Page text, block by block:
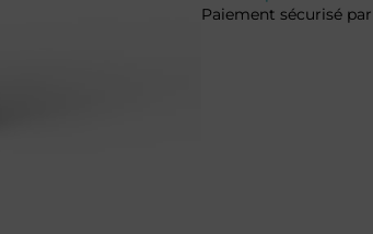
Paiement sécurisé